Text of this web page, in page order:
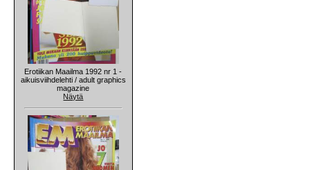
Erotiikan Maailma 1992 nr 1 -
aikuisviihdelehti / adult graphics
magazine
Näytä